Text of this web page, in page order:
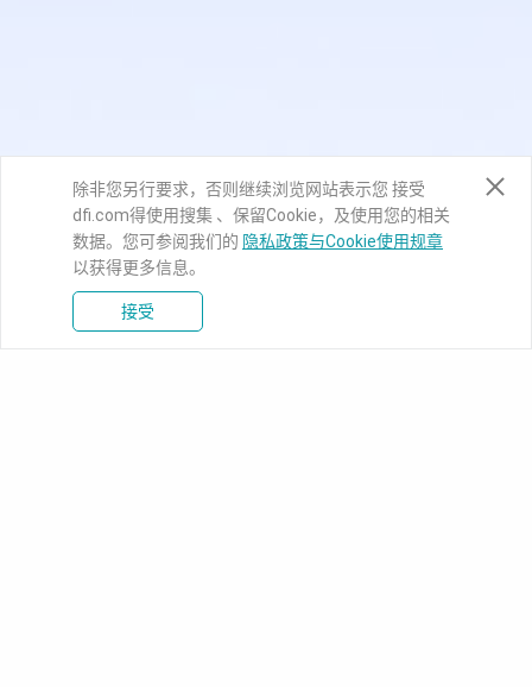
除非您另行要求，否则继续浏览网站表示您 接受
dfi.com得使用搜集 、保留Cookie，及使用您的相关
数据。您可参阅我们的 隐私政策与Cookie使用规章
以获得更多信息。
接受